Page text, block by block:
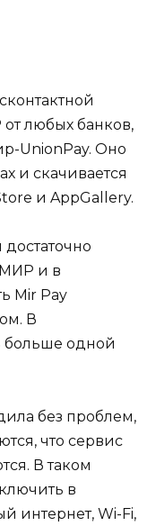
любых банков,
UnionPay. Оно
и скачивается
и AppGallery.
МИР и в
Mir Pay
В
одной
без проблем,
что сервис
В таком
в
интернет, Wi-Fi,